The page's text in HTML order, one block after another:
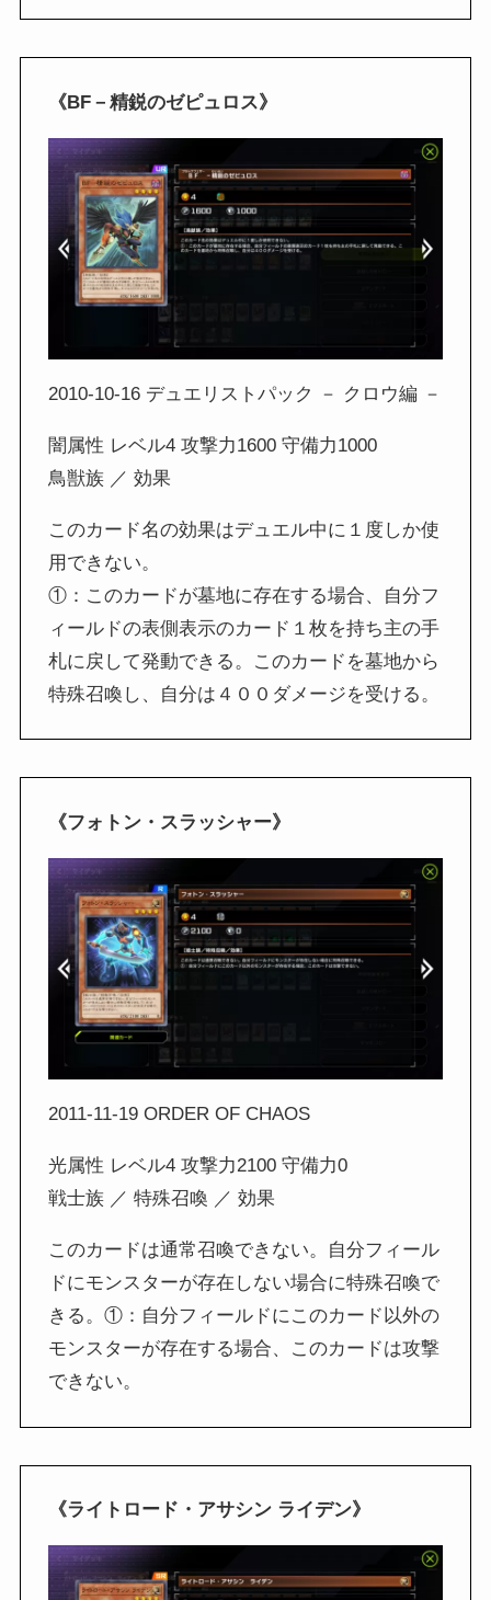
《BF－精鋭のゼピュロス》
2010-10-16 デュエリストパック － クロウ編 －
闇属性 レベル4 攻撃力1600 守備力1000
鳥獣族 ／ 効果
このカード名の効果はデュエル中に１度しか使
用できない。
①：このカードが墓地に存在する場合、自分フ
ィールドの表側表示のカード１枚を持ち主の手
札に戻して発動できる。このカードを墓地から
特殊召喚し、自分は４００ダメージを受ける。
《フォトン・スラッシャー》
2011-11-19 ORDER OF CHAOS
光属性 レベル4 攻撃力2100 守備力0
戦士族 ／ 特殊召喚 ／ 効果
このカードは通常召喚できない。自分フィール
ドにモンスターが存在しない場合に特殊召喚で
きる。①：自分フィールドにこのカード以外の
モンスターが存在する場合、このカードは攻撃
できない。
《ライトロード・アサシン ライデン》